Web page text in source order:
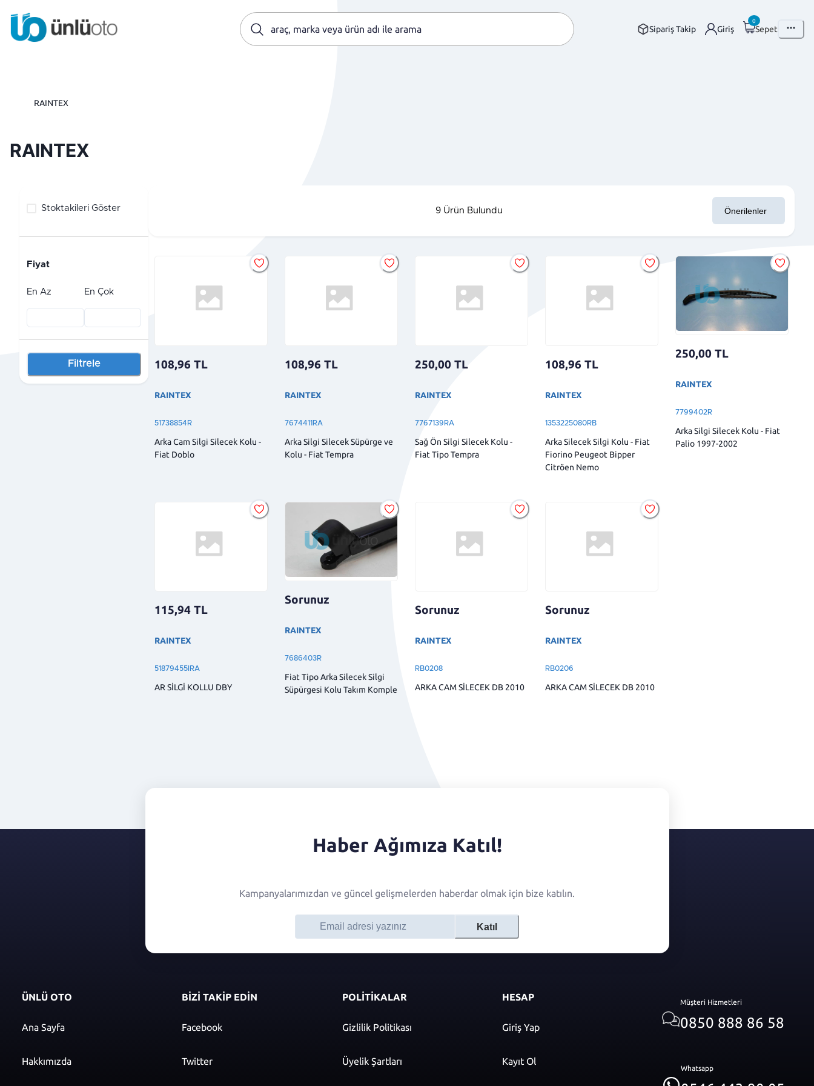
Sipariş Takip Giriş
0
Sepet
RAINTEX
RAINTEX
Stoktakileri Göster
Fiyat
En Az En Çok
Filtrele
9Ürün Bulundu
108,96 TL
RAINTEX
51738854R
Arka Cam Silgi Silecek Kolu -
Fiat Doblo
108,96 TL
RAINTEX
7674411RA
Arka Silgi Silecek Süpürge ve
Kolu - Fiat Tempra
250,00 TL
RAINTEX
7767139RA
Sağ Ön Silgi Silecek Kolu -
Fiat Tipo Tempra
108,96 TL
RAINTEX
1353225080RB
Arka Silecek Silgi Kolu - Fiat
Fiorino Peugeot Bipper
Citröen Nemo
250,00 TL
RAINTEX
7799402R
Arka Silgi Silecek Kolu - Fiat
Palio 1997-2002
115,94 TL
RAINTEX
51879455IRA
AR SİLGİ KOLLU DBY
Sorunuz
RAINTEX
7686403R
Fiat Tipo Arka Silecek Silgi
Süpürgesi Kolu Takım Komple
Sorunuz
RAINTEX
RB0208
ARKA CAM SİLECEK DB 2010
Sorunuz
RAINTEX
RB0206
ARKA CAM SİLECEK DB 2010
Haber Ağımıza Katıl!
Kampanyalarımızdan ve güncel gelişmelerden haberdar olmak için bize katılın.
Katıl
ÜNLÜ OTO
Ana Sayfa
Hakkımızda
BİZİ TAKİP EDİN
Facebook
Twitter
POLİTİKALAR
Gizlilik Politikası
Üyelik Şartları
HESAP
Giriş Yap
Kayıt Ol
Müşteri Hizmetleri
0850 888 86 58
Whatsapp